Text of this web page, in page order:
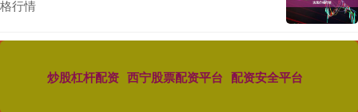
格行情
炒股杠杆配资 西宁股票配资平台 配资安全平台